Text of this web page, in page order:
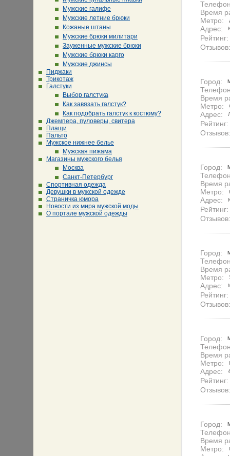
Мужские галифе
Мужские летние брюки
Кожаные штаны
Мужские брюки милитари
Зауженные мужские брюки
Мужские брюки карго
Мужские джинсы
Пиджаки
Трикотаж
Галстуки
Выбор галстука
Как завязать галстук?
Как подобрать галстук к костюму?
Джемпера, пуловеры, свитера
Плащи
Пальто
Мужское нижнее белье
Мужская пижама
Магазины мужского белья
Москва
Санкт-Петербург
Спортивная одежда
Девушки в мужской одежде
Страничка юмора
Новости из мира мужской моды
О портале мужской одежды
Время
Метро:
Адрес:
Рейтинг:
Отзывов:
Город:
Время
Метро:
Адрес:
Рейтинг:
Отзывов:
Город:
Время
Метро:
Адрес:
Рейтинг:
Отзывов:
Город:
Время
Метро:
Адрес:
Рейтинг:
Отзывов:
Город:
Время
Метро:
Адрес:
Рейтинг:
Отзывов:
Город:
Время
Метро: